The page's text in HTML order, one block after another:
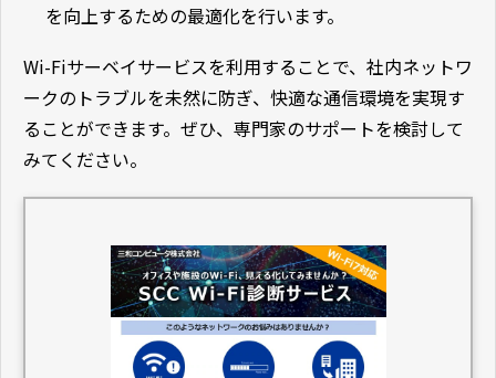
を向上するための最適化を行います。
Wi-Fiサーベイサービスを利用することで、社内ネットワ
ークのトラブルを未然に防ぎ、快適な通信環境を実現す
ることができます。ぜひ、専門家のサポートを検討して
みてください。